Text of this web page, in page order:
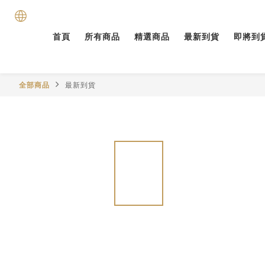
首頁 所有商品 精選商品 最新到貨 即將到
全部商品 最新到貨